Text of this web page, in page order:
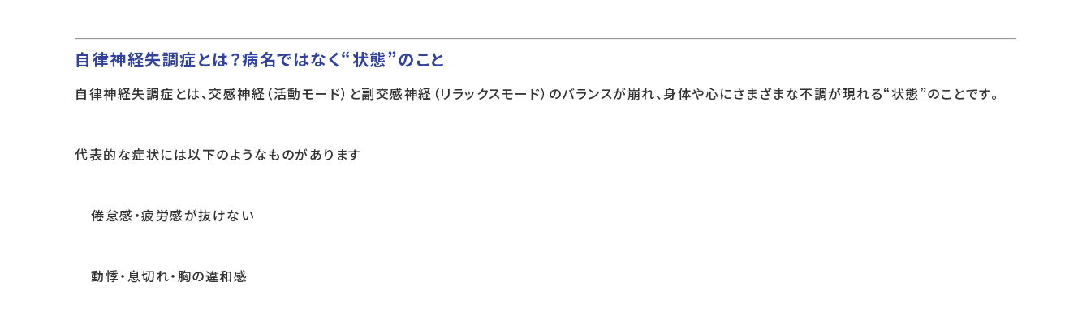
自律神経失調症とは？病名ではなく“状態”のこと
自律神経失調症とは、交感神経（活動モード）と副交感神経（リラックスモード）のバランスが崩れ、身体や心にさまざまな不調が現れる“状態”のことです。
代表的な症状には以下のようなものがあります
倦怠感・疲労感が抜けない
動悸・息切れ・胸の違和感